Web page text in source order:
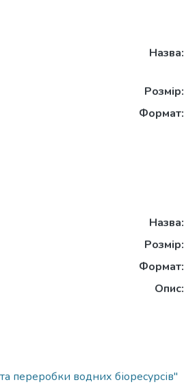
Назва:
Розмір:
Формат:
Назва:
Розмір:
Формат:
Опис:
переробки водних біоресурсів"